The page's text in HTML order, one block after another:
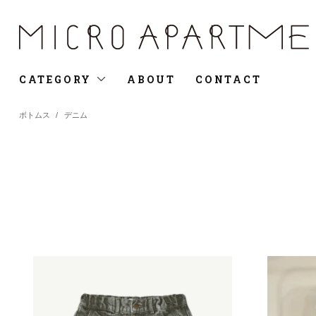
CATEGORY ABOUT CONTACT
ボトムス / デニム